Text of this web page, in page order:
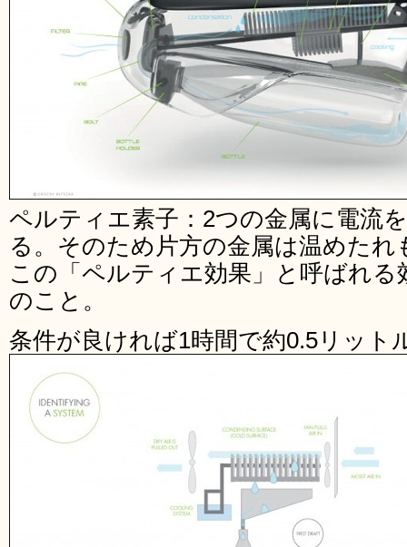
ペルティエ素子：2つの金属に電流
る。そのため片方の金属は温めた
この「ペルティエ効果」と呼ばれる
のこと。
条件が良ければ1時間で約0.5リット